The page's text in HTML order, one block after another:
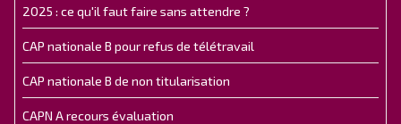
2025 : ce qu'il faut faire sans attendre ?
CAP nationale B pour refus de télétravail
CAP nationale B de non titularisation
CAPN A recours évaluation